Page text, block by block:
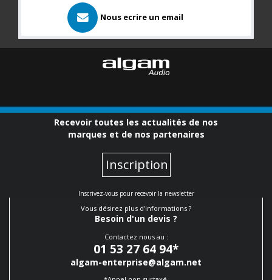
Nous ecrire un email
Recevoir toutes les actualités de nos
marques et de nos partenaires
Inscription
Inscrivez-vous pour recevoir la newsletter
Vous désirez plus d'informations ?
Besoin d'un devis ?
Contactez nous au :
01 53 27 64 94*
algam-enterprise@algam.net